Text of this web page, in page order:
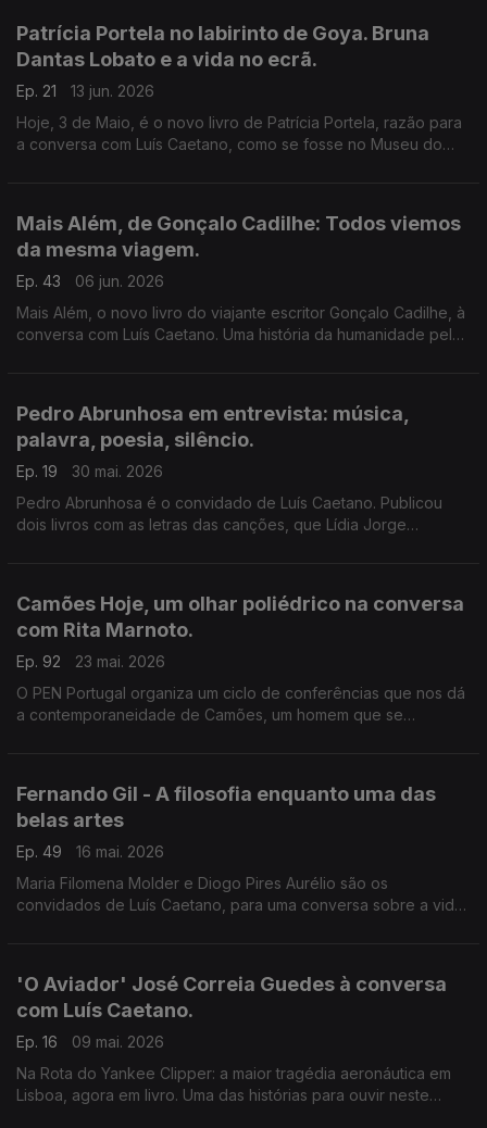
Patrícia Portela no labirinto de Goya. Bruna
Dantas Lobato e a vida no ecrã.
Ep. 21
13 jun. 2026
Hoje, 3 de Maio, é o novo livro de Patrícia Portela, razão para
a conversa com Luís Caetano, como se fosse no Museu do
Mais Além, de Gonçalo Cadilhe: Todos viemos
da mesma viagem.
Ep. 43
06 jun. 2026
Mais Além, o novo livro do viajante escritor Gonçalo Cadilhe, à
conversa com Luís Caetano. Uma história da humanidade pela
Pedro Abrunhosa em entrevista: música,
palavra, poesia, silêncio.
Ep. 19
30 mai. 2026
Pedro Abrunhosa é o convidado de Luís Caetano. Publicou
dois livros com as letras das canções, que Lídia Jorge
Camões Hoje, um olhar poliédrico na conversa
com Rita Marnoto.
Ep. 92
23 mai. 2026
O PEN Portugal organiza um ciclo de conferências que nos dá
a contemporaneidade de Camões, um homem que se
Fernando Gil - A filosofia enquanto uma das
belas artes
Ep. 49
16 mai. 2026
Maria Filomena Molder e Diogo Pires Aurélio são os
convidados de Luís Caetano, para uma conversa sobre a vida
'O Aviador' José Correia Guedes à conversa
com Luís Caetano.
Ep. 16
09 mai. 2026
Na Rota do Yankee Clipper: a maior tragédia aeronáutica em
Lisboa, agora em livro. Uma das histórias para ouvir neste